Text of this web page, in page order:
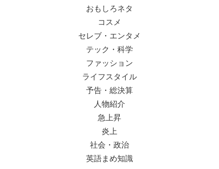
おもしろネタ
コスメ
セレブ・エンタメ
テック・科学
ファッション
ライフスタイル
予告・総決算
人物紹介
急上昇
炎上
社会・政治
英語まめ知識